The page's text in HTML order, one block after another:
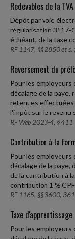
Redevables de la
Dépôt par voie
régularisation 3517-
échéant, de la taxe
RF 1147, §§ 2850 et s.
Reversement du
Pour les employeurs
décalage de la paye,
retenues effectuées
l'impôt sur le revenu
RF Web 2023-4, § 411
Contribution à la
Pour les employeurs
décalage de la paye,
de la contribution à
contribution 1 %
RF 1165, §§ 3600,
Taxe d'apprentissage
Pour les employeurs